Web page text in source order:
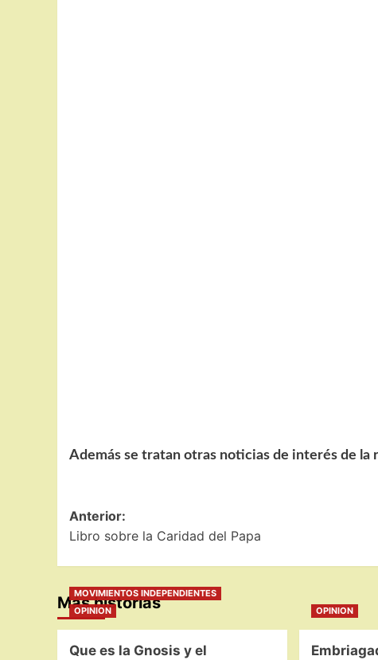
Además se tratan otras noticias de interés de
Navegación
de
entradas
Anterior:
Libro sobre la Caridad del Papa
Más historias
MOVIMIENTOS INDEPENDIENTES
OPINION
Que es la Gnosis y el
OPINION